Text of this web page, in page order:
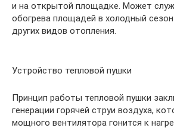
и на открытой площадке. Может
обогрева площадей в холодный сезон
других видов отопления.
Устройство тепловой пушки
Принцип работы тепловой пушки
генерации горячей струи воздуха,
мощного вентилятора гонится к